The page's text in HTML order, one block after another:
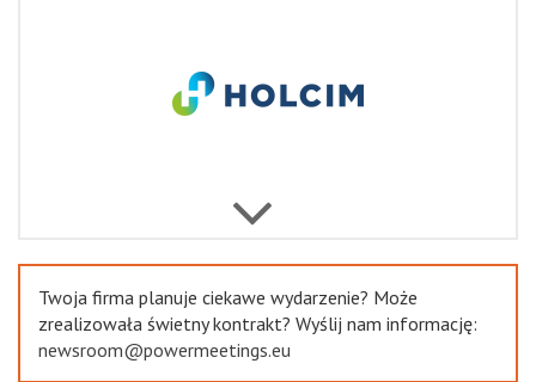
Twoja firma planuje ciekawe wydarzenie? Może
zrealizowała świetny kontrakt? Wyślij nam informację:
newsroom@powermeetings.eu